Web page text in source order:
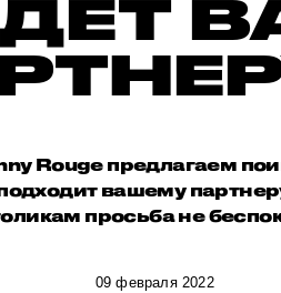
Rouge предлагаем
вашему
просьба не
09 февраля 2022